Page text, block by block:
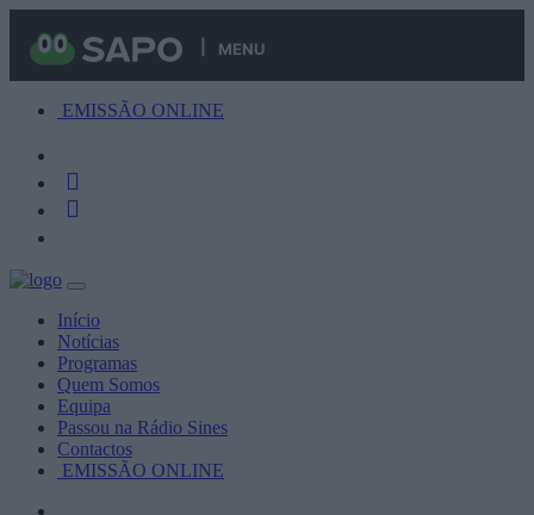
MENU
EMISSÃO ONLINE
Início
Notícias
Programas
Quem Somos
Equipa
Passou na Rádio Sines
Contactos
EMISSÃO ONLINE